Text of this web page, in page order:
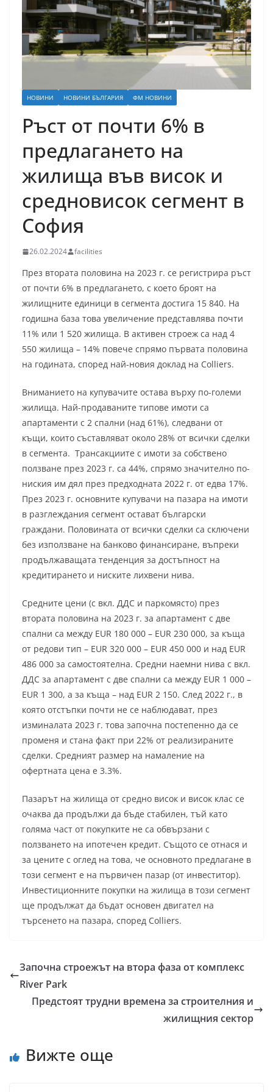
НОВИНИ НОВИНИ БЪЛГАРИЯ ФМ НОВИНИ
Ръст от почти 6% в
предлагането на
жилища във висок и
средновисок сегмент в
София
26.02.2024 facilities
През втората половина на 2023 г. се регистрира ръст
от почти 6% в предлагането, с което броят на
жилищните единици в сегмента достига 15 840. На
годишна база това увеличение представлява почти
11% или 1 520 жилища. В активен строеж са над 4
550 жилища – 14% повече спрямо първата половина
на годината, според най-новия доклад на Colliers.
Вниманието на купувачите остава върху по-големи
жилища. Най-продаваните типове имоти са
апартаменти с 2 спални (над 61%), следвани от
къщи, които съставляват около 28% от всички сделки
в сегмента. Трансакциите с имоти за собствено
ползване през 2023 г. са 44%, спрямо значително по-
ниския им дял през предходната 2022 г. от едва 17%.
През 2023 г. основните купувачи на пазара на имоти
в разглеждания сегмент остават български
граждани. Половината от всички сделки са сключени
без използване на банково финансиране, въпреки
продължаващата тенденция за достъпност на
кредитирането и ниските лихвени нива.
Средните цени (с вкл. ДДС и паркомясто) през
втората половина на 2023 г. за апартамент с две
спални са между EUR 180 000 – EUR 230 000, за къща
от редови тип – EUR 320 000 – EUR 450 000 и над EUR
486 000 за самостоятелна. Средни наемни нива с вкл.
ДДС за апартамент с две спални са между EUR 1 000 –
EUR 1 300, а за къща – над EUR 2 150. След 2022 г., в
която отстъпки почти не се наблюдават, през
изминалата 2023 г. това започна постепенно да се
променя и стана факт при 22% от реализираните
сделки. Средният размер на намаление на
офертната цена е 3.3%.
Пазарът на жилища от средно висок и висок клас се
очаква да продължи да бъде стабилен, тъй като
голяма част от покупките не са обвързани с
ползването на ипотечен кредит. Същото се отнася и
за цените с оглед на това, че основното предлагане в
този сегмент е на първичен пазар (от инвеститор).
Инвестиционните покупки на жилища в този сегмент
ще продължат да бъдат основен двигател на
търсенето на пазара, според Colliers.
Започна строежът на втора фаза от комплекс
River Park
Предстоят трудни времена за строителния и
жилищния сектор
Вижте още